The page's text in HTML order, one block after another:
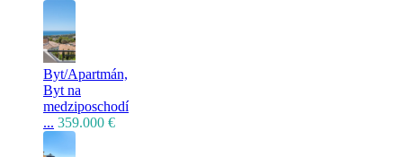
Byt/Apartmán,
Byt na
medziposchodí
... 359.000 €